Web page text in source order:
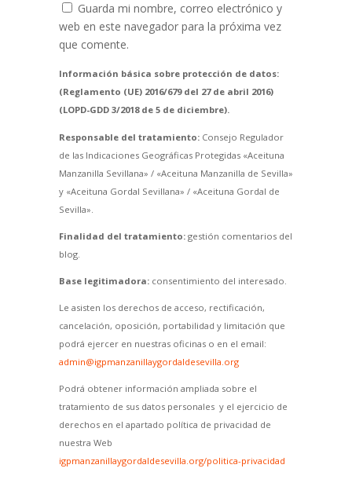
Guarda mi nombre, correo electrónico y
web en este navegador para la próxima vez
que comente.
Información básica sobre protección de datos:
(Reglamento (UE) 2016/679 del 27 de abril 2016)
(LOPD-GDD 3/2018 de 5 de diciembre).
Responsable del tratamiento:Consejo Regulador
de las Indicaciones Geográficas Protegidas «Aceituna
Manzanilla Sevillana» / «Aceituna Manzanilla de Sevilla»
y «Aceituna Gordal Sevillana» / «Aceituna Gordal de
Sevilla».
Finalidad del tratamiento:gestión comentarios del
blog.
Base legitimadora:consentimiento del interesado.
Le asisten los derechos de acceso, rectificación,
cancelación, oposición, portabilidad y limitación que
podrá ejercer en nuestras oficinas o en el email:
admin@igpmanzanillaygordaldesevilla.org
Podrá obtener información ampliada sobre el
tratamiento de sus datos personales y el ejercicio de
derechos en el apartado política de privacidad de
nuestra Web
igpmanzanillaygordaldesevilla.org/politica-privacidad